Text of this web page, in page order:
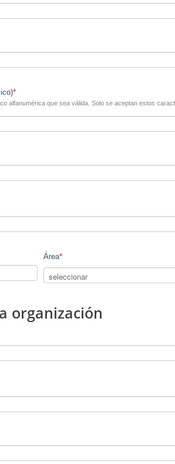
*
alfanumérica que sea válida. Solo se aceptan estos
Área*
organización